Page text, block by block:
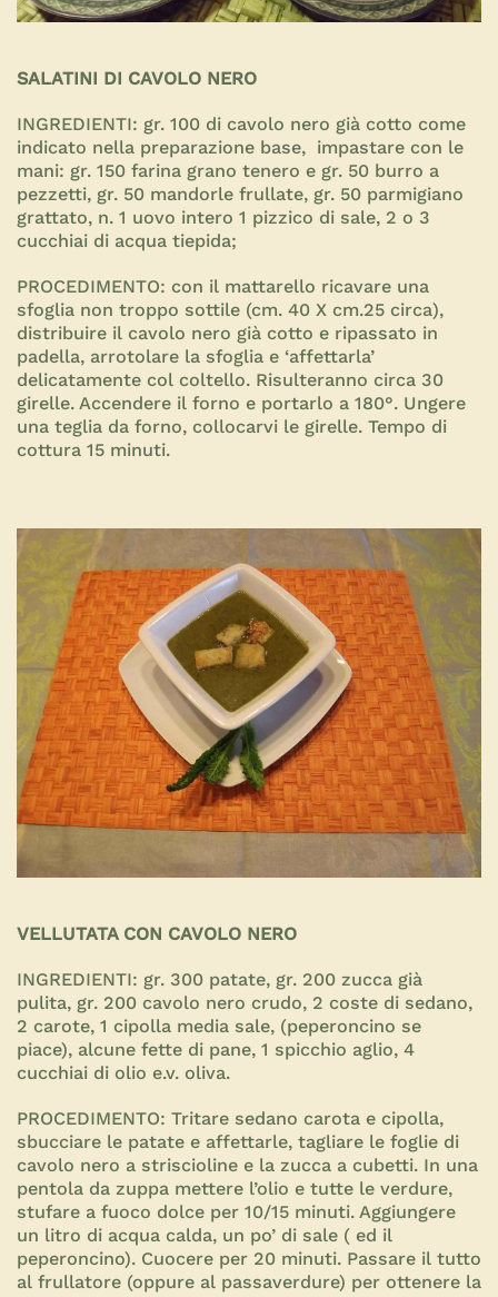
SALATINI DI CAVOLO NERO
INGREDIENTI: gr. 100 di cavolo nero già cotto come
indicato nella preparazione base, impastare con le
mani: gr. 150 farina grano tenero e gr. 50 burro a
pezzetti, gr. 50 mandorle frullate, gr. 50 parmigiano
grattato, n. 1 uovo intero 1 pizzico di sale, 2 o 3
cucchiai di acqua tiepida;
PROCEDIMENTO: con il mattarello ricavare una
sfoglia non troppo sottile (cm. 40 X cm.25 circa),
distribuire il cavolo nero già cotto e ripassato in
padella, arrotolare la sfoglia e ‘affettarla’
delicatamente col coltello. Risulteranno circa 30
girelle. Accendere il forno e portarlo a 180°. Ungere
una teglia da forno, collocarvi le girelle. Tempo di
cottura 15 minuti.
VELLUTATA CON CAVOLO NERO
INGREDIENTI: gr. 300 patate, gr. 200 zucca già
pulita, gr. 200 cavolo nero crudo, 2 coste di sedano,
2 carote, 1 cipolla media sale, (peperoncino se
piace), alcune fette di pane, 1 spicchio aglio, 4
cucchiai di olio e.v. oliva.
PROCEDIMENTO: Tritare sedano carota e cipolla,
sbucciare le patate e affettarle, tagliare le foglie di
cavolo nero a striscioline e la zucca a cubetti. In una
pentola da zuppa mettere l’olio e tutte le verdure,
stufare a fuoco dolce per 10/15 minuti. Aggiungere
un litro di acqua calda, un po’ di sale ( ed il
peperoncino). Cuocere per 20 minuti. Passare il tutto
al frullatore (oppure al passaverdure) per ottenere la